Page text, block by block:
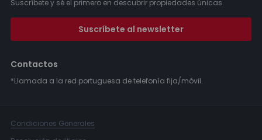
Suscríbete y sé el primero en descubrir propiedades únicas.
Suscríbete al newsletter
Contactos
*Llamada a la red portuguesa de telefonía fija/móvil.
Condiciones Generales